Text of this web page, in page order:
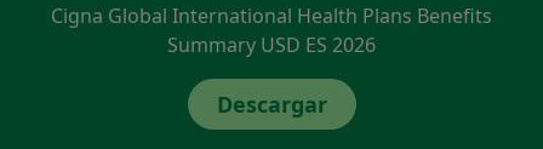
Cigna Global International Health Plans Benefits
Summary USD ES 2026
Descargar